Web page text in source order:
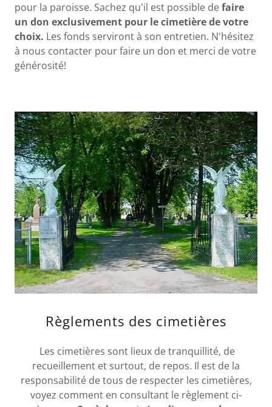
pour la paroisse. Sachez qu'il est possible defaire
un don exclusivement pour le cimetière de votre
choix. Les fonds serviront à son entretien. N'hésitez
à nous contacter pour faire un don et merci de votre
générosité!
Règlements des cimetières
Les cimetières sont lieux de tranquillité, de
recueillement et surtout, de repos. Il est de la
responsabilité de tous de respecter les cimetières,
voyez comment en consultant le règlement ci-